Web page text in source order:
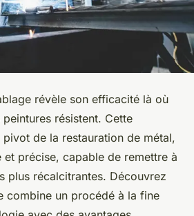
révèle son efficacité là où
résistent. Cette
de la restauration de métal,
précise, capable de remettre à
plus récalcitrantes. Découvrez
combine un procédé à la fine